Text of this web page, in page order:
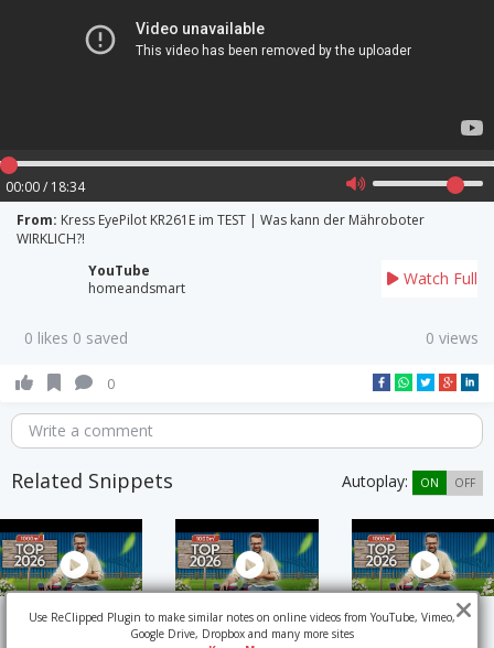
00:00 / 18:34
From: Kress EyePilot KR261E im TEST | Was kann der Mähroboter
WIRKLICH?!
YouTube
homeandsmart
Watch Full
0 likes 0 saved 0 views
0
Write a comment
Related Snippets Autoplay: ON OFF
Use ReClipped Plugin to make similar notes on online videos from YouTube, Vimeo,
Google Drive, Dropbox and many more sites